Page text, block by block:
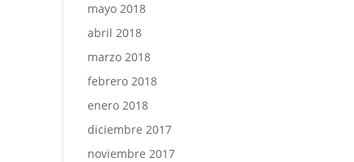
mayo 2018
abril 2018
marzo 2018
febrero 2018
enero 2018
diciembre 2017
noviembre 2017